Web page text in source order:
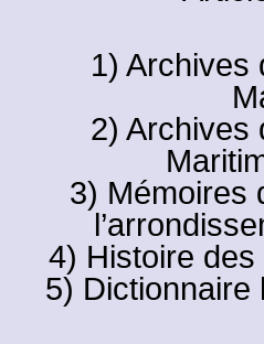
1) Archives
2) Archives
3) Mémoires
4) Histoire des
5) Dictionnaire